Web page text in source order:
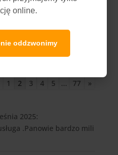
1 2 3 4 5 ... 77
»
2025:
.Panowie bardzo mili
online.
oddzwonimy